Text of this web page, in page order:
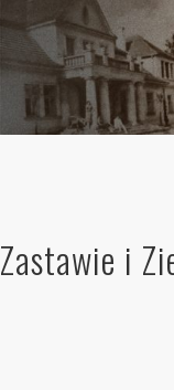
Zastawie i